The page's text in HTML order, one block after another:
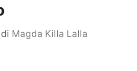
di Magda Killa Lalla